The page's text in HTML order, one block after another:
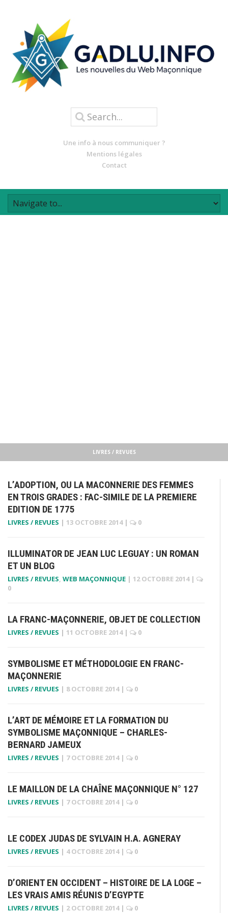
Une info à nous communiquer ?
Mentions légales
Contact
LIVRES / REVUES
L’ADOPTION, OU LA MACONNERIE DES FEMMES
EN TROIS GRADES : FAC-SIMILE DE LA PREMIERE
EDITION DE 1775
LIVRES / REVUES | 13 OCTOBRE 2014 | 0
ILLUMINATOR DE JEAN LUC LEGUAY : UN ROMAN
ET UN BLOG
LIVRES / REVUES, WEB MAÇONNIQUE | 12 OCTOBRE 2014 |
0
LA FRANC-MAÇONNERIE, OBJET DE COLLECTION
LIVRES / REVUES | 11 OCTOBRE 2014 | 0
SYMBOLISME ET MÉTHODOLOGIE EN FRANC-
MAÇONNERIE
LIVRES / REVUES | 8 OCTOBRE 2014 | 0
L’ART DE MÉMOIRE ET LA FORMATION DU
SYMBOLISME MAÇONNIQUE – CHARLES-
BERNARD JAMEUX
LIVRES / REVUES | 7 OCTOBRE 2014 | 0
LE MAILLON DE LA CHAÎNE MAÇONNIQUE N° 127
LIVRES / REVUES | 7 OCTOBRE 2014 | 0
LE CODEX JUDAS DE SYLVAIN H.A. AGNERAY
LIVRES / REVUES | 4 OCTOBRE 2014 | 0
D’ORIENT EN OCCIDENT – HISTOIRE DE LA LOGE –
LES VRAIS AMIS RÉUNIS D’EGYPTE
LIVRES / REVUES | 2 OCTOBRE 2014 | 0